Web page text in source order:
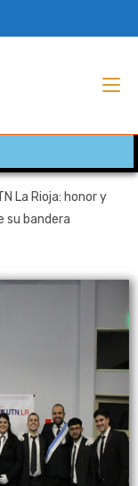
La Rioja: honor y
su bandera